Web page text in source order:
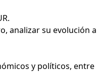
analizar su evolución a
y políticos, entre